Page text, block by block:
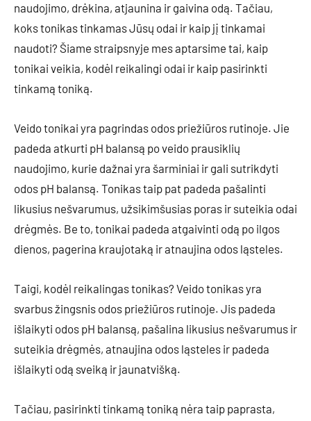
naudojimo, drėkina, atjaunina ir gaivina odą. Tačiau,
koks tonikas tinkamas Jūsų odai ir kaip jį tinkamai
naudoti? Šiame straipsnyje mes aptarsime tai, kaip
tonikai veikia, kodėl reikalingi odai ir kaip pasirinkti
tinkamą toniką.
Veido tonikai yra pagrindas odos priežiūros rutinoje. Jie
padeda atkurti pH balansą po veido prausiklių
naudojimo, kurie dažnai yra šarminiai ir gali sutrikdyti
odos pH balansą. Tonikas taip pat padeda pašalinti
likusius nešvarumus, užsikimšusias poras ir suteikia odai
drėgmės. Be to, tonikai padeda atgaivinti odą po ilgos
dienos, pagerina kraujotaką ir atnaujina odos ląsteles.
Taigi, kodėl reikalingas tonikas? Veido tonikas yra
svarbus žingsnis odos priežiūros rutinoje. Jis padeda
išlaikyti odos pH balansą, pašalina likusius nešvarumus ir
suteikia drėgmės, atnaujina odos ląsteles ir padeda
išlaikyti odą sveiką ir jaunatvišką.
Tačiau, pasirinkti tinkamą toniką nėra taip paprasta,